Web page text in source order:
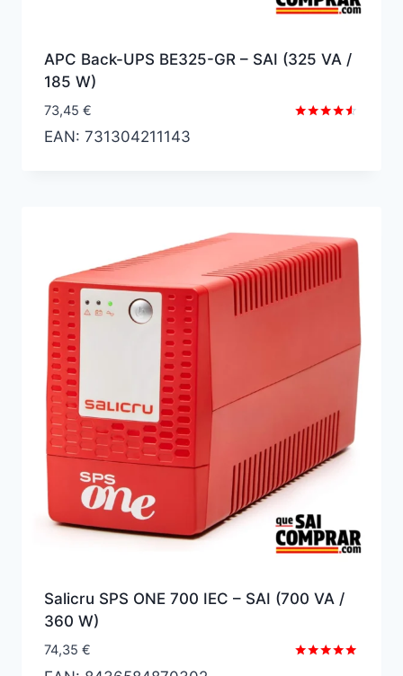
APC Back-UPS BE325-GR – SAI (325 VA /
185 W)
73,45 €
EAN: 731304211143
Salicru SPS ONE 700 IEC – SAI (700 VA /
360 W)
74,35 €